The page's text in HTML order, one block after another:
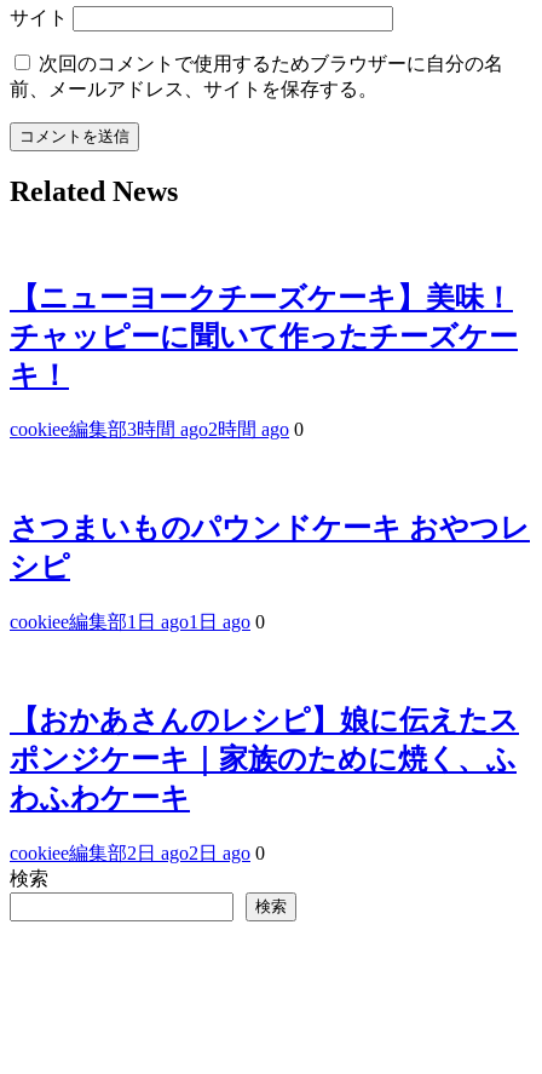
サイト
次回のコメントで使用するためブラウザーに自分の名
前、メールアドレス、サイトを保存する。
Related News
【ニューヨークチーズケーキ】美味！
チャッピーに聞いて作ったチーズケー
キ！
cookiee編集部3時間 ago2時間 ago 0
さつまいものパウンドケーキ おやつレ
シピ
cookiee編集部1日 ago1日 ago 0
【おかあさんのレシピ】娘に伝えたス
ポンジケーキ｜家族のために焼く、ふ
わふわケーキ
cookiee編集部2日 ago2日 ago 0
検索
検索